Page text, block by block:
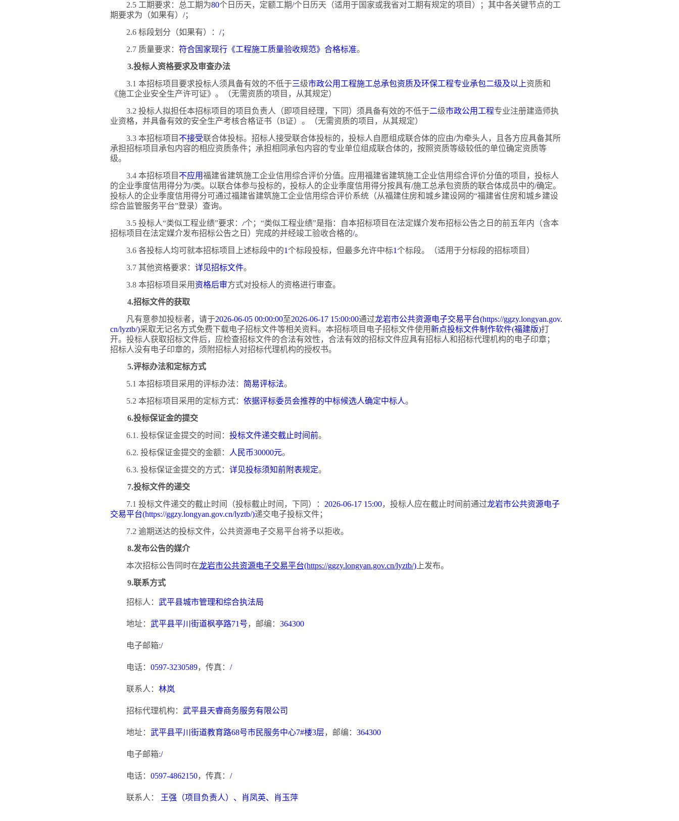
2.5 工期要求：总工期为80个日历天，定额工期/个日历天（适用于国家或我省对工期有规定的项目）；其中各关键节点的工
期要求为（如果有） /；
2.6 标段划分（如果有）： /；
2.7 质量要求： 符合国家现行《工程施工质量验收规范》合格标准。
3.投标人资格要求及审查办法
3.1 本招标项目要求投标人须具备有效的不低于三级市政公用工程施工总承包资质及环保工程专业承包二级及以上资质和
《施工企业安全生产许可证》。（无需资质的项目，从其规定）
3.2 投标人拟担任本招标项目的项目负责人（即项目经理，下同）须具备有效的不低于二级市政公用工程专业注册建造师执
业资格，并具备有效的安全生产考核合格证书（B证）。（无需资质的项目，从其规定）
3.3 本招标项目 不接受联合体投标。招标人接受联合体投标的，投标人自愿组成联合体的应由/为牵头人，且各方应具备其所
承担招标项目承包内容的相应资质条件；承担相同承包内容的专业单位组成联合体的，按照资质等级较低的单位确定资质等
级。
3.4 本招标项目 不应用福建省建筑施工企业信用综合评价分值。应用福建省建筑施工企业信用综合评价分值的项目，投标人
的企业季度信用得分为/类。以联合体参与投标的，投标人的企业季度信用得分按具有/施工总承包资质的联合体成员中的/确定。
投标人的企业季度信用得分可通过福建省建筑施工企业信用综合评价系统（从福建住房和城乡建设网的“福建省住房和城乡建设
综合监管服务平台”登录）查询。
3.5 投标人“类似工程业绩”要求： /个； “类似工程业绩”是指：自本招标项目在法定媒介发布招标公告之日的前五年内（含本
招标项目在法定媒介发布招标公告之日）完成的并经竣工验收合格的/。
3.6 各投标人均可就本招标项目上述标段中的1个标段投标，但最多允许中标1个标段。（适用于分标段的招标项目）
3.7 其他资格要求： 详见招标文件。
3.8 本招标项目采用 资格后审方式对投标人的资格进行审查。
4.招标文件的获取
凡有意参加投标者，请于2026-06-05 00:00:00至2026-06-17 15:00:00通过龙岩市公共资源电子交易平台(https://ggzy.longyan.gov.
cn/lyztb/)采取无记名方式免费下载电子招标文件等相关资料。本招标项目电子招标文件使用新点投标文件制作软件(福建版)打
开。投标人获取招标文件后，应检查招标文件的合法有效性，合法有效的招标文件应具有招标人和招标代理机构的电子印章；
招标人没有电子印章的， 须附招标人对招标代理机构的授权书。
5.评标办法和定标方式
5.1 本招标项目采用的评标办法： 简易评标法。
5.2 本招标项目采用的定标方式： 依据评标委员会推荐的中标候选人确定中标人。
6.投标保证金的提交
6.1. 投标保证金提交的时间： 投标文件递交截止时间前。
6.2. 投标保证金提交的金额：
人民币30000元。
6.3. 投标保证金提交的方式： 详见投标须知前附表规定。
7.投标文件的递交
7.1 投标文件递交的截止时间（投标截止时间，下同）： 2026-06-17 15:00，投标人应在截止时间前通过龙岩市公共资源电子
交易平台(https://ggzy.longyan.gov.cn/lyztb/)递交电子投标文件；
7.2 逾期送达的投标文件，公共资源电子交易平台将予以拒收。
8.发布公告的媒介
本次招标公告同时在龙岩市公共资源电子交易平台(https://ggzy.longyan.gov.cn/lyztb/) 上发布。
9.联系方式
招标人： 武平县城市管理和综合执法局
地址： 武平县平川街道枫亭路71号，邮编： 364300
电子邮箱:/
电话： 0597-3230589，传真： /
联系人： 林岚
招标代理机构： 武平县天睿商务服务有限公司
地址： 武平县平川街道教育路68号市民服务中心7#楼3层，邮编： 364300
电子邮箱:/
电话： 0597-4862150，传真： /
联系人： 王强（项目负责人）、肖凤英、肖玉萍